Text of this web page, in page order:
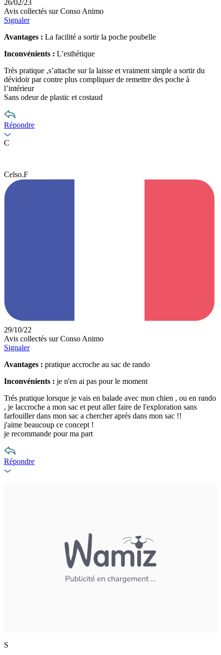
26/02/23
Avis collectés sur Conso Animo
Signaler
Avantages : La facilité a sortir la poche poubelle
Inconvénients : L’esthétique
Très pratique ,s’attache sur la laisse et vraiment simple a sortir du
dévidoir par contre plus compliquer de remettre des poche à
l’intérieur
Sans odeur de plastic et costaud
Répondre
C
Celso.F
29/10/22
Avis collectés sur Conso Animo
Signaler
Avantages : pratique accroche au sac de rando
Inconvénients : je n'en ai pas pour le moment
Trés pratique lorsque je vais en balade avec mon chien , ou en rando
, je laccroche a mon sac et peut aller faire de l'exploration sans
farfouiller dans mon sac a chercher aprés dans mon sac !!
j'aime beaucoup ce concept !
je recommande pour ma part
Répondre
S